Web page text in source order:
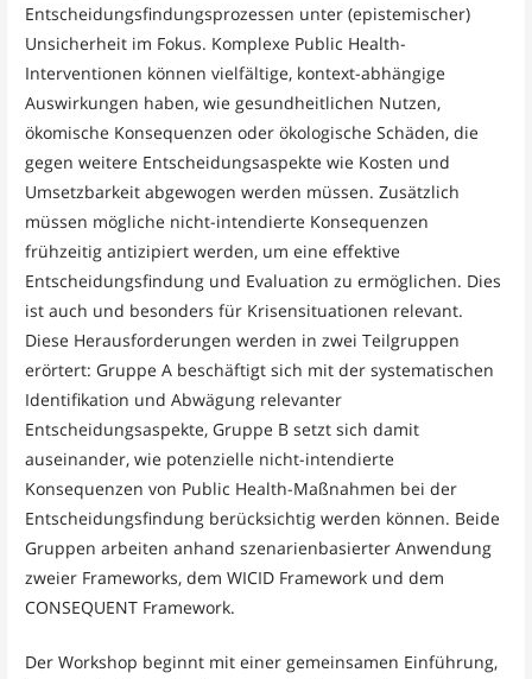
Entscheidungsfindungsprozessen unter (epistemischer)
Unsicherheit im Fokus. Komplexe Public Health-
Interventionen können vielfältige, kontext-abhängige
Auswirkungen haben, wie gesundheitlichen Nutzen,
ökomische Konsequenzen oder ökologische Schäden, die
gegen weitere Entscheidungsaspekte wie Kosten und
Umsetzbarkeit abgewogen werden müssen. Zusätzlich
müssen mögliche nicht-intendierte Konsequenzen
frühzeitig antizipiert werden, um eine effektive
Entscheidungsfindung und Evaluation zu ermöglichen. Dies
ist auch und besonders für Krisensituationen relevant.
Diese Herausforderungen werden in zwei Teilgruppen
erörtert: Gruppe A beschäftigt sich mit der systematischen
Identifikation und Abwägung relevanter
Entscheidungsaspekte, Gruppe B setzt sich damit
auseinander, wie potenzielle nicht-intendierte
Konsequenzen von Public Health-Maßnahmen bei der
Entscheidungsfindung berücksichtig werden können. Beide
Gruppen arbeiten anhand szenarienbasierter Anwendung
zweier Frameworks, dem WICID Framework und dem
CONSEQUENT Framework.
Der Workshop beginnt mit einer gemeinsamen Einführung,